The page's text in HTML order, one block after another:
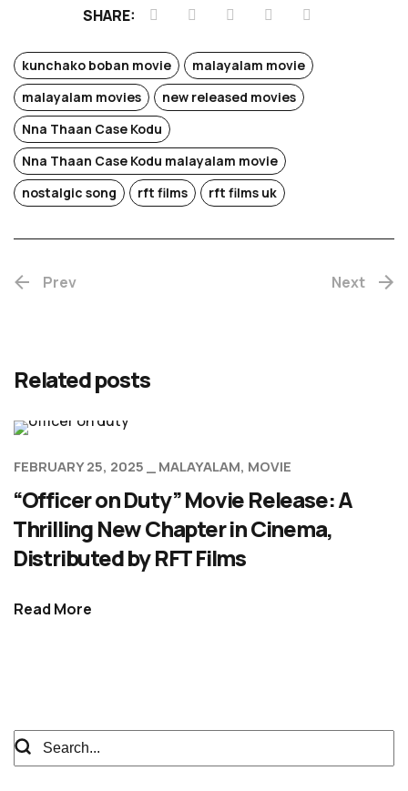
SHARE:
kunchako boban movie
malayalam movie
malayalam movies
new released movies
Nna Thaan Case Kodu
Nna Thaan Case Kodu malayalam movie
nostalgic song
rft films rft films uk
Prev Next
Related posts
FEBRUARY 25, 2025 MALAYALAM MOVIE
“Officer on Duty” Movie Release: A
Thrilling New Chapter in Cinema,
Distributed by RFT Films
Read More